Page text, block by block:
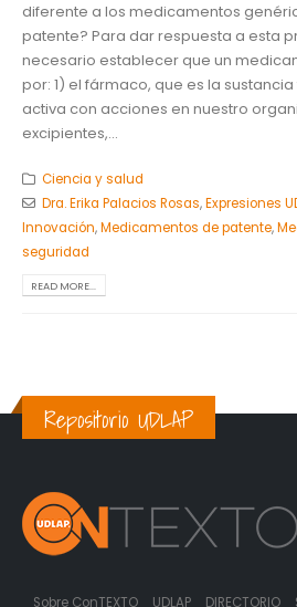
diferente a los medicamentos
patente? Para dar respuesta a esta
necesario establecer que un
por: 1) el fármaco, que es la
activa con acciones en nuestro
excipientes,...
Ciencia y salud
Dra. Erika Palacios Rosas,Expresiones
Innovación,Medicamentos de patente,
seguridad
READ MORE...
Repositorio UDLAP
Sobre ConTEXTO UDLAP DIRECTORIO